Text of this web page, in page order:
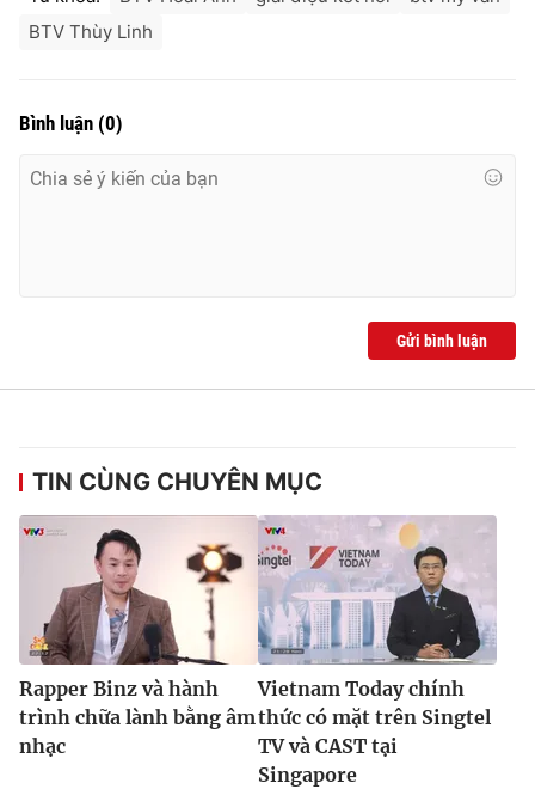
BTV Thùy Linh
Bình luận (0)
Gửi bình luận
TIN CÙNG CHUYÊN MỤC
Rapper Binz và hành
trình chữa lành bằng âm
nhạc
Vietnam Today chính
thức có mặt trên Singtel
TV và CAST tại
Singapore